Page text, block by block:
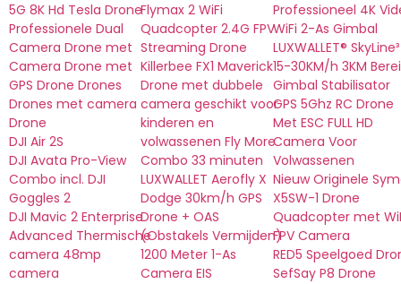
5G 8K Hd Tesla Drone
Professionele Dual
Camera Drone met
Camera Drone met
GPS Drone Drones
Drones met camera
Drone
DJI Air 2S
DJI Avata Pro-View
Combo incl. DJI
Goggles 2
DJI Mavic 2 Enterprise
Advanced Thermische
camera 48mp
camera
Flymax 2 WiFi
Quadcopter 2.4G FPV
Streaming Drone
Killerbee FX1 Maverick
Drone met dubbele
camera geschikt voor
kinderen en
volwassenen Fly More
Combo 33 minuten
LUXWALLET Aerofly X
Dodge 30km/h GPS
Drone + OAS
(Obstakels Vermijden)
1200 Meter 1-As
Camera EIS
Professioneel 4K
WiFi 2-As Gimbal
LUXWALLET® SkyLine³
15-30KM/h 3KM
Gimbal Stabilisator
GPS 5Ghz RC Drone
Met ESC FULL HD
Camera Voor
Volwassenen
Nieuw Originele
X5SW-1 Drone
Quadcopter met
FPV Camera
RED5 Speelgoed
SefSay P8 Drone